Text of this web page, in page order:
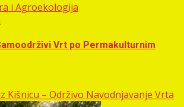
i Agroekologija
Vrt po Permakulturnim
Kišnicu – Održivo Navodnjavanje Vrta